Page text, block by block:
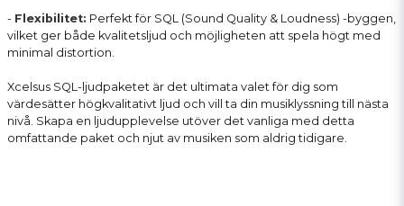
- Flexibilitet: Perfekt för SQL (Sound Quality & Loudness) -byggen,
vilket ger både kvalitetsljud och möjligheten att spela högt med
minimal distortion.
Xcelsus SQL-ljudpaketet är det ultimata valet för dig som
värdesätter högkvalitativt ljud och vill ta din musiklyssning till nästa
nivå. Skapa en ljudupplevelse utöver det vanliga med detta
omfattande paket och njut av musiken som aldrig tidigare.